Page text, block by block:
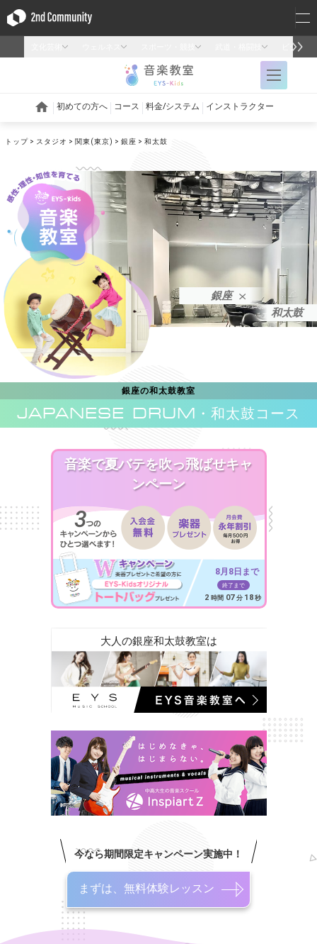
トップ スタジオ 関東(東京) 銀座 和太鼓
銀座
和太鼓
銀座の和太鼓教室
JAPANESE DRUM ・和太鼓コース
音楽で夏バテを吹っ飛ばせキャ
ンペーン
8月8日まで
終了まで
2 時間 07 分 16 秒
大人の銀座和太鼓教室は
今なら期間限定キャンペーン実施中！
まずは、無料体験レッスン